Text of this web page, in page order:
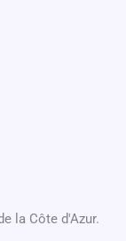
la Côte d'Azur.